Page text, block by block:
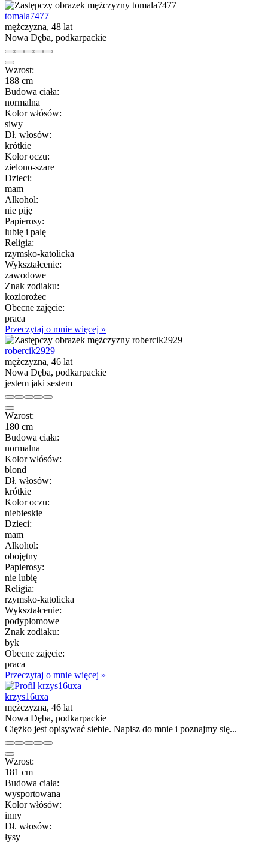
tomala7477
mężczyzna, 48 lat
Nowa Dęba, podkarpackie
Wzrost:
188 cm
Budowa ciała:
normalna
Kolor włósów:
siwy
Dł. włosów:
krótkie
Kolor oczu:
zielono-szare
Dzieci:
mam
Alkohol:
nie piję
Papierosy:
lubię i palę
Religia:
rzymsko-katolicka
Wykształcenie:
zawodowe
Znak zodiaku:
koziorożec
Obecne zajęcie:
praca
Przeczytaj o mnie więcej »
robercik2929
mężczyzna, 46 lat
Nowa Dęba, podkarpackie
jestem jaki sestem
Wzrost:
180 cm
Budowa ciała:
normalna
Kolor włósów:
blond
Dł. włosów:
krótkie
Kolor oczu:
niebieskie
Dzieci:
mam
Alkohol:
obojętny
Papierosy:
nie lubię
Religia:
rzymsko-katolicka
Wykształcenie:
podyplomowe
Znak zodiaku:
byk
Obecne zajęcie:
praca
Przeczytaj o mnie więcej »
krzys16uxa
mężczyzna, 46 lat
Nowa Dęba, podkarpackie
Ciężko jest opisywać siebie. Napisz do mnie i poznajmy się...
Wzrost:
181 cm
Budowa ciała:
wysportowana
Kolor włósów:
inny
Dł. włosów:
łysy